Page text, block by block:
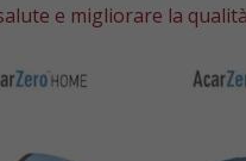
e migliorare la